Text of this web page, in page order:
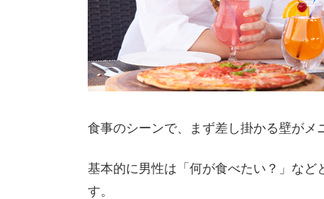
食事のシーンで、まず差し掛かる壁がメ
基本的に男性は「何が食べたい？」など
す。